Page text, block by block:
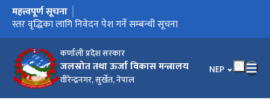
कर्णाली प्रदेश सरकार
जलस्रोत तथा ऊर्जा विकास मन्त्रालय
वीरेन्द्रनगर, सुर्खेत, नेपाल
भाषा चयन गर्नुहोस्
NEP
मुख्य नेभिगेसनमा जानुहोस्
महत्त्वपूर्ण सूचना
स्तर वृद्धिका लागि निवेदन पेश गर्ने सम्बन्धी सूचना